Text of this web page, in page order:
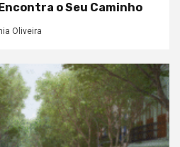
o Seu Caminho
Oliveira